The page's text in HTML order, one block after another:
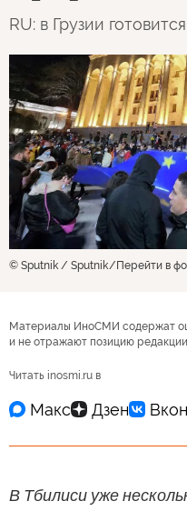
RU: в Грузии
© Sputnik / Sputnik Перейти в
Материалы ИноСМИ содержат
и не отражают позицию
Читать inosmi.ru в
В Тбилиси уже